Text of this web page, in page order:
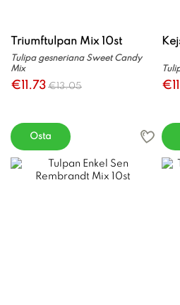
Triumftulpan Mix 10st
Tulipa gesneriana Sweet Candy
Mix
€11.73 €13.05
Osta